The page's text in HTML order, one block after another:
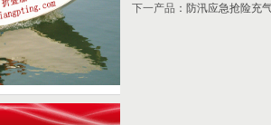
下一产品 ： 防汛应急抢险充